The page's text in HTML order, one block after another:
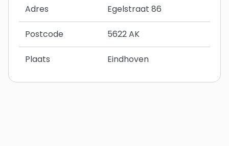
Adres Egelstraat 86
Postcode 5622 AK
Plaats Eindhoven